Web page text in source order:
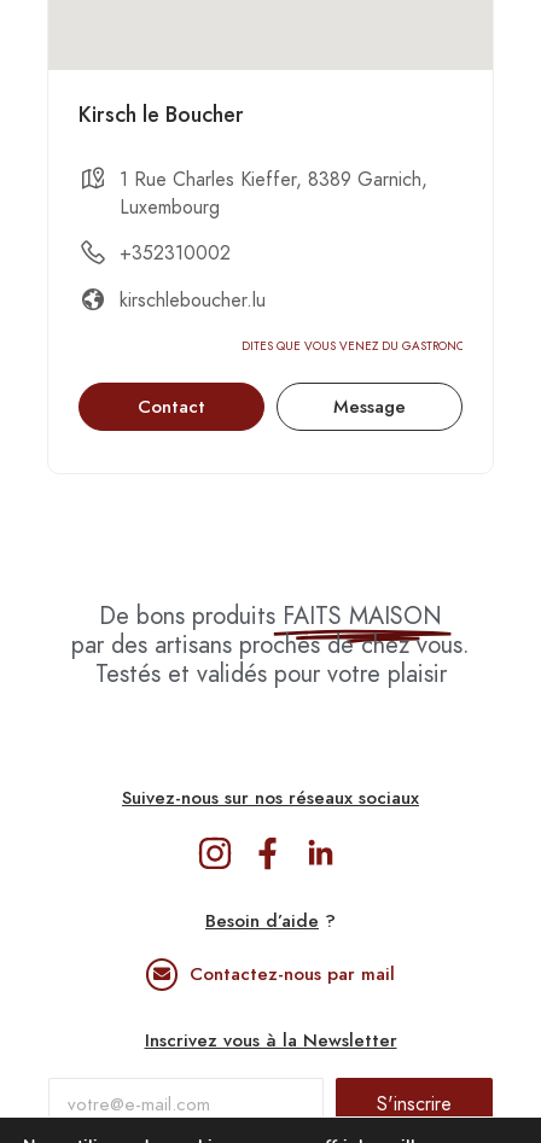
Kirsch le Boucher
1 Rue Charles Kieffer, 8389 Garnich,
Luxembourg
+352310002
kirschleboucher.lu
DITES QUE VOUS VENEZ DU GASTRONOMIC-CIRCUS
Contact Message
De bons produits FAITS MAISON
par des artisans proches de chez vous.
Testés et validés pour votre plaisir
Suivez-nous sur nos réseaux sociaux
Besoin d’aide ?
Contactez-nous par mail
Inscrivez vous à la Newsletter
S'inscrire